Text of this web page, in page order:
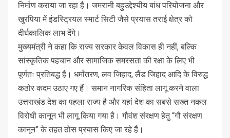
निर्माण कराया जा रहा है। जमरानी बहुउद्देश्यीय बांध परियोजना और
खुरपिया में इंडस्ट्रियल स्मार्ट सिटी जैसे प्रयास तराई क्षेत्र को
दीर्घकालिक लाभ देंगे।
मुख्यमंत्री ने कहा कि राज्य सरकार केवल विकास ही नहीं, बल्कि
सांस्कृतिक पहचान और सामाजिक समरसता की रक्षा के लिए भी
पूर्णतः प्रतिबद्ध है। धर्मांतरण, लव जिहाद, लैंड जिहाद आदि के विरुद्ध
कठोर कदम उठाए गए हैं। समान नागरिक संहिता लागू करने वाला
उत्तराखंड देश का पहला राज्य है और यहां देश का सबसे सख्त नकल
विरोधी कानून भी लागू किया गया है। गौवंश संरक्षण हेतु “गौ संरक्षण
कानून” के तहत ठोस प्रयास किए जा रहे हैं।